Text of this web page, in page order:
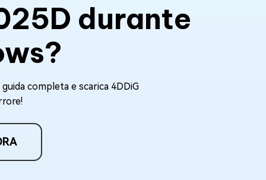
durante
completa e scarica 4DDiG